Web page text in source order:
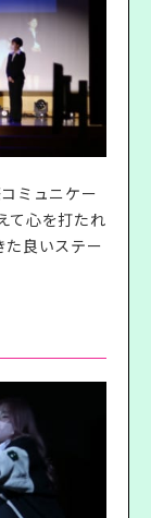
ミュニケー
て心を打たれ
た良いステー